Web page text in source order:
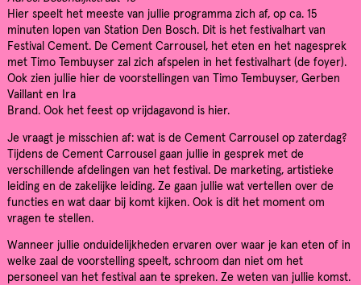
Hier speelt het meeste van jullie programma zich af, op ca. 15
minuten lopen van Station Den Bosch. Dit is het festivalhart van
Festival Cement. De Cement Carrousel, het eten en het nagesprek
met Timo Tembuyser zal zich afspelen in het festivalhart (de foyer).
Ook zien jullie hier de voorstellingen van Timo Tembuyser, Gerben
Vaillant en Ira
Brand. Ook het feest op vrijdagavond is hier.
Je vraagt je misschien af: wat is de Cement Carrousel op zaterdag?
Tijdens de Cement Carrousel gaan jullie in gesprek met de
verschillende afdelingen van het festival. De marketing, artistieke
leiding en de zakelijke leiding. Ze gaan jullie wat vertellen over de
functies en wat daar bij komt kijken. Ook is dit het moment om
vragen te stellen.
Wanneer jullie onduidelijkheden ervaren over waar je kan eten of in
welke zaal de voorstelling speelt, schroom dan niet om het
personeel van het festival aan te spreken. Ze weten van jullie komst.